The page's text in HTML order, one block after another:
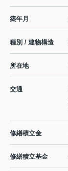
築年月
種別 / 建物構造
所在地
交通
修繕積立金
修繕積立基金